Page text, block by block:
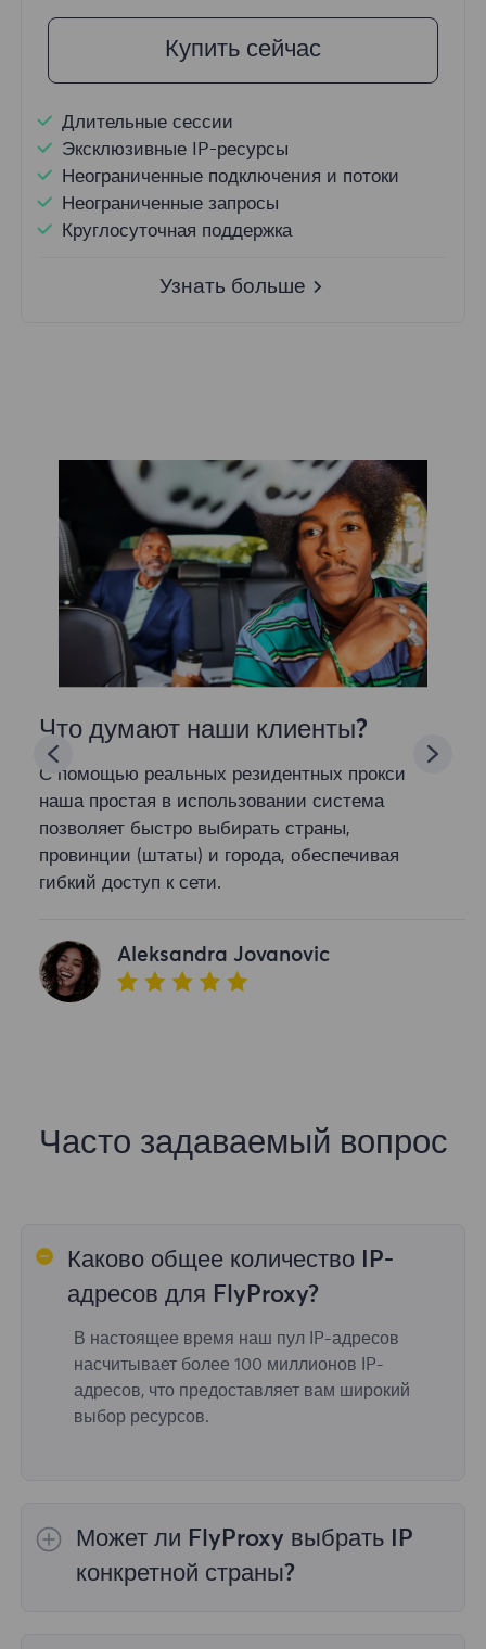
Купить сейчас
Длительные сессии
Эксклюзивные IP-ресурсы
Неограниченные подключения и потоки
Неограниченные запросы
Круглосуточная поддержка
Узнать больше
Что думают наши клиенты?
С помощью реальных резидентных прокси
наша простая в использовании система
позволяет быстро выбирать страны,
провинции (штаты) и города, обеспечивая
гибкий доступ к сети.
Aleksandra Jovanovic
Часто задаваемый вопрос
Каково общее количество IP-
адресов для FlyProxy?
В настоящее время наш пул IP-адресов
насчитывает более 100 миллионов IP-
адресов, что предоставляет вам широкий
выбор ресурсов.
Может ли FlyProxy выбрать IP
конкретной страны?